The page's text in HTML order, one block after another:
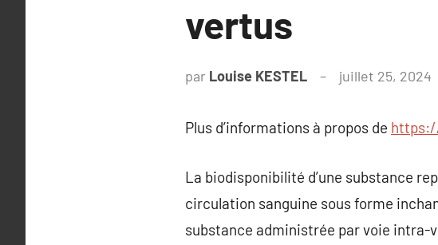
vertus
par Louise KESTEL juillet 25, 2024
Plus d’informations à propos de
La biodisponibilité d’une substance
circulation sanguine sous forme
substance administrée par voie intra-